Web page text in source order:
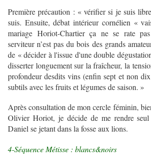
Première précaution : « vérifier si je suis
suis. Ensuite, débat intérieur cornélien «
mariage Horiot-Chartier ça ne se rate
serviteur n’est pas du bois des grands
de « décider à l'issue d'une double
disserter longuement sur la fraîcheur, la
profondeur desdits vins (enfin sept et non
subtils avec les fruits et légumes de saison. »
Après consultation de mon cercle féminin,
Olivier Horiot, je décide de me rendre
Daniel se jetant dans la fosse aux lions.
4-Séquence Métisse : blancs&noirs